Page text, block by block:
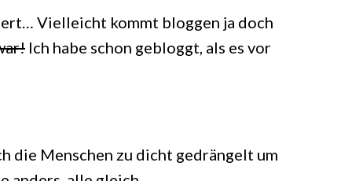
Vielleicht kommt bloggen ja doch
Ich habe schon gebloggt, als es vor
die Menschen zu dicht gedrängelt um